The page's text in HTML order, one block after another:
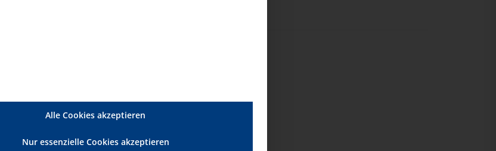
Alle Cookies akzeptieren
Nur essenzielle Cookies akzeptieren